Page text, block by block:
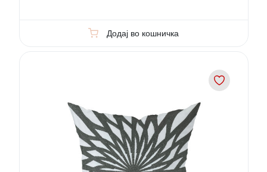
Додај во кошничка